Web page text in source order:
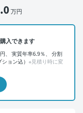
.0万円
入できます
、 実質年率6.9％、 分割
ョン込） ※見積り時に変